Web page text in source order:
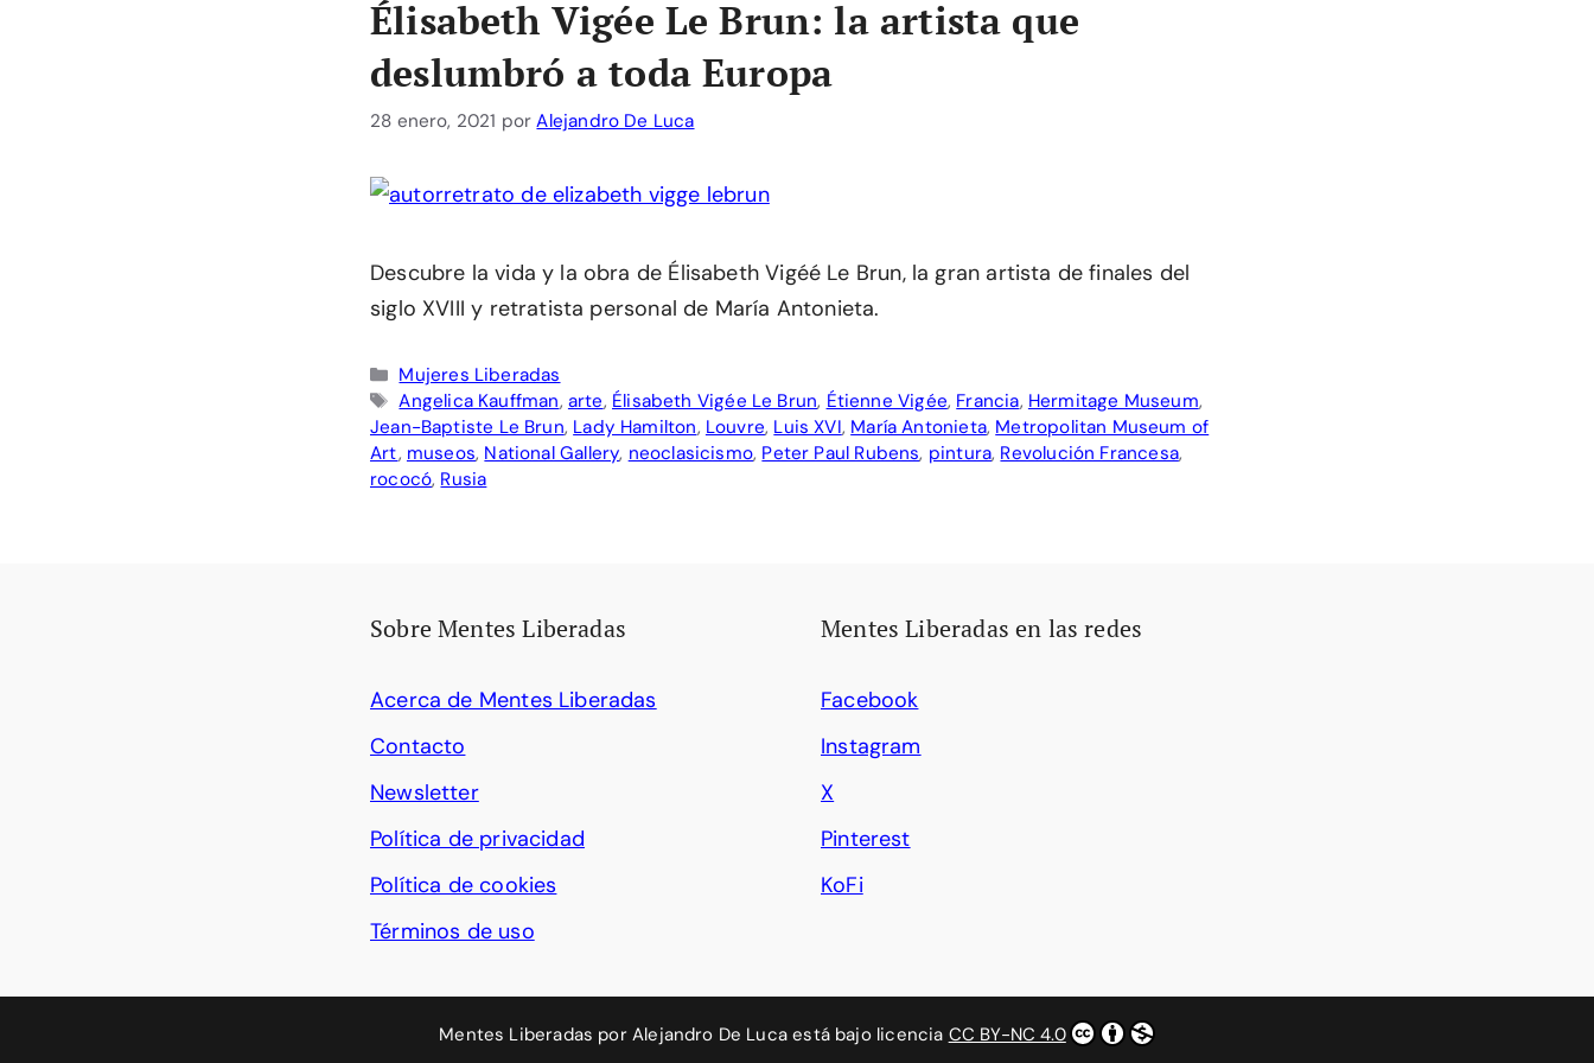
Élisabeth Vigée Le Brun: la artista que
deslumbró a toda Europa
28 enero, 2021 porAlejandro De Luca
Descubre la vida y la obra de Élisabeth Vigéé Le Brun, la gran artista de finales del
siglo XVIII y retratista personal de María Antonieta.
Categorías
Mujeres Liberadas
Etiquetas
Angelica Kauffman, arte, Élisabeth Vigée Le Brun, Étienne Vigée, Francia, Hermitage Museum,
Jean-Baptiste Le Brun, Lady Hamilton, Louvre, Luis XVI, María Antonieta, Metropolitan Museum of
Art, museos, National Gallery, neoclasicismo, Peter Paul Rubens, pintura, Revolución Francesa,
rococó, Rusia
Sobre Mentes Liberadas
Acerca de Mentes Liberadas
Contacto
Newsletter
Política de privacidad
Política de cookies
Términos de uso
Mentes Liberadas en las redes
Facebook
Instagram
X
Pinterest
KoFi
Mentes Liberadas por Alejandro De Luca está bajo licencia CC BY-NC 4.0